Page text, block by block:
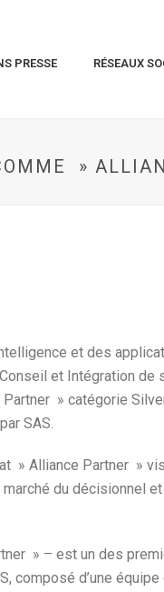
PRESSE RÉSEAUX
»
et des
Conseil et Intégration
» catégorie
SAS.
» Alliance Partner »
du décisionnel
» – est un des
composé d’une